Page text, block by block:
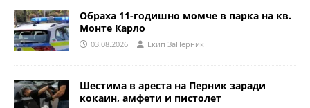
Обраха 11-годишно момче в парка на кв.
Монте Карло
03.08.2026 Eкип ЗаПерник
Шестима в ареста на Перник заради
кокаин, амфети и пистолет